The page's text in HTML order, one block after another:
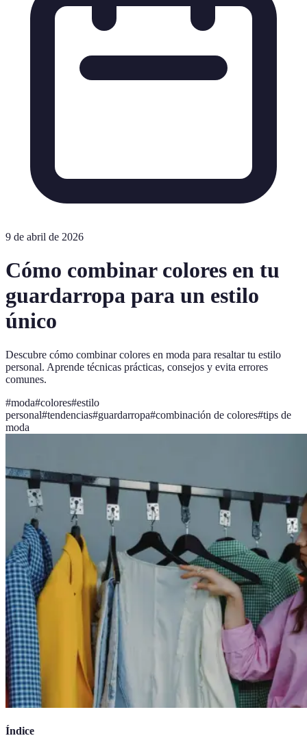
9 de abril de 2026
Cómo combinar colores en tu
guardarropa para un estilo
único
Descubre cómo combinar colores en moda para resaltar tu estilo
personal. Aprende técnicas prácticas, consejos y evita errores
comunes.
#moda#colores#estilo
personal#tendencias#guardarropa#combinación de colores#tips de
moda
Índice